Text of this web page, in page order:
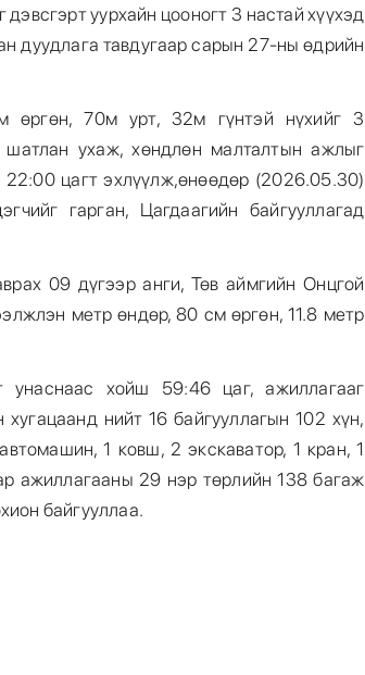
уурхайн цооногт 3 настай хүүхэд
дуудлага тавдугаар сарын 27-ны өдрийн
өргөн, 70м урт, 32м гүнтэй нүхийг 3
ухаж, хөндлөн малталтын ажлыг
цагт эхлүүлж,өнөөдөр (2026.05.30)
гарган, Цагдаагийн байгууллагад
09 дүгээр анги, Төв аймгийн Онцгой
метр өндөр, 80 см өргөн, 11.8 метр
унаснаас хойш 59:46 цаг, ажиллагааг
нийт 16 байгууллагын 102 хүн,
1 ковш, 2 экскаватор, 1 кран, 1
ажиллагааны 29 нэр төрлийн 138 багаж
байгууллаа.